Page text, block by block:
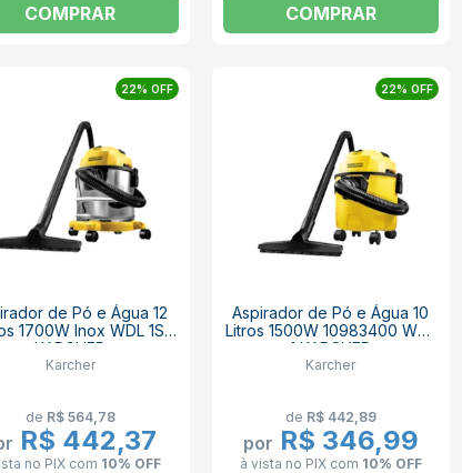
COMPRAR COMPRAR
22% OFF
de Pó e Água 12
1700W Inox WDL 1S
KARCHER
Karcher
de R$ 564,78
R$ 442,37
no PIX com 10% OFF
22% OFF
Aspirador de Pó e Água 10
Litros 1500W 10983400 WDL
1 KARCHER
Karcher
de R$ 442,89
por R$ 346,99
à vista no PIX com 10% OFF